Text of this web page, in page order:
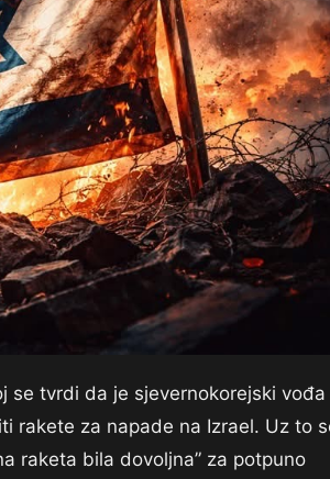
se tvrdi da je sjevernokorejski vođa
rakete za napade na Izrael. Uz to
raketa bila dovoljna” za potpuno